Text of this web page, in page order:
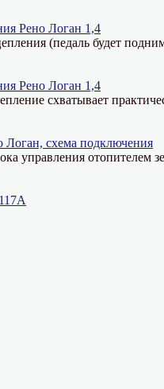
Рено Логан 1,4
(педаль будет
Рено Логан 1,4
схватывает
Логан, схема подключения
управления отопителем